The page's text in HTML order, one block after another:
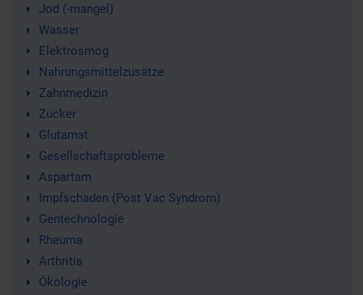
Jod (-mangel)
Wasser
Elektrosmog
Nahrungsmittelzusätze
Zahnmedizin
Zucker
Glutamat
Gesellschaftsprobleme
Aspartam
Impfschaden (Post Vac Syndrom)
Gentechnologie
Rheuma
Arthritis
Ökologie